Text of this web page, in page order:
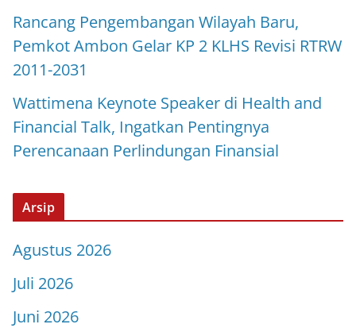
Rancang Pengembangan Wilayah Baru,
Pemkot Ambon Gelar KP 2 KLHS Revisi RTRW
2011-2031
Wattimena Keynote Speaker di Health and
Financial Talk, Ingatkan Pentingnya
Perencanaan Perlindungan Finansial
Arsip
Agustus 2026
Juli 2026
Juni 2026